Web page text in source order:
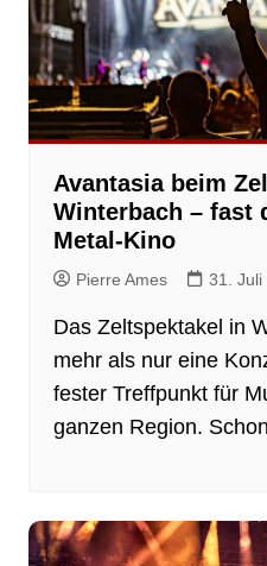
Avantasia beim
Winterbach – fast
Metal-Kino
Pierre Ames 31. Juli
Das Zeltspektakel in
mehr als nur eine
fester Treffpunkt für
ganzen Region.